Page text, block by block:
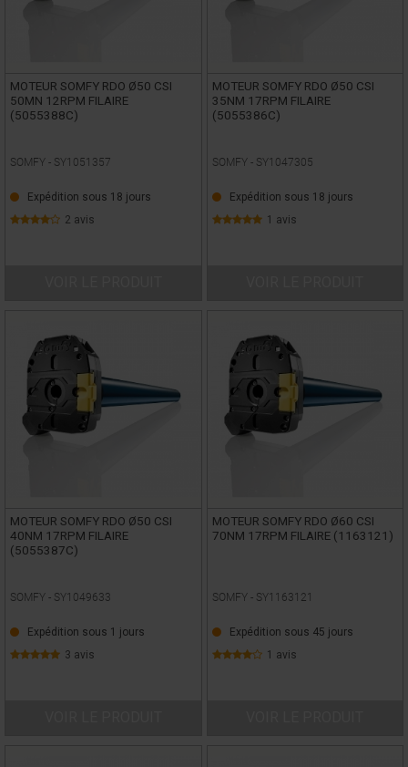
MOTEUR SOMFY RDO Ø50 CSI
50MN 12RPM FILAIRE
(5055388C)
SOMFY - SY1051357
Expédition sous 18 jours
2 avis
MOTEUR SOMFY RDO Ø50 CSI
35NM 17RPM FILAIRE
(5055386C)
SOMFY - SY1047305
Expédition sous 18 jours
1 avis
MOTEUR SOMFY RDO Ø50 CSI
40NM 17RPM FILAIRE
(5055387C)
SOMFY - SY1049633
Expédition sous 1 jours
3 avis
MOTEUR SOMFY RDO Ø60 CSI
70NM 17RPM FILAIRE (1163121)
SOMFY - SY1163121
Expédition sous 45 jours
1 avis